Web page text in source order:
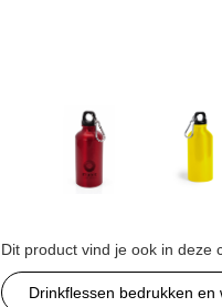
Dit product vind je ook in deze
Drinkflessen bedrukken